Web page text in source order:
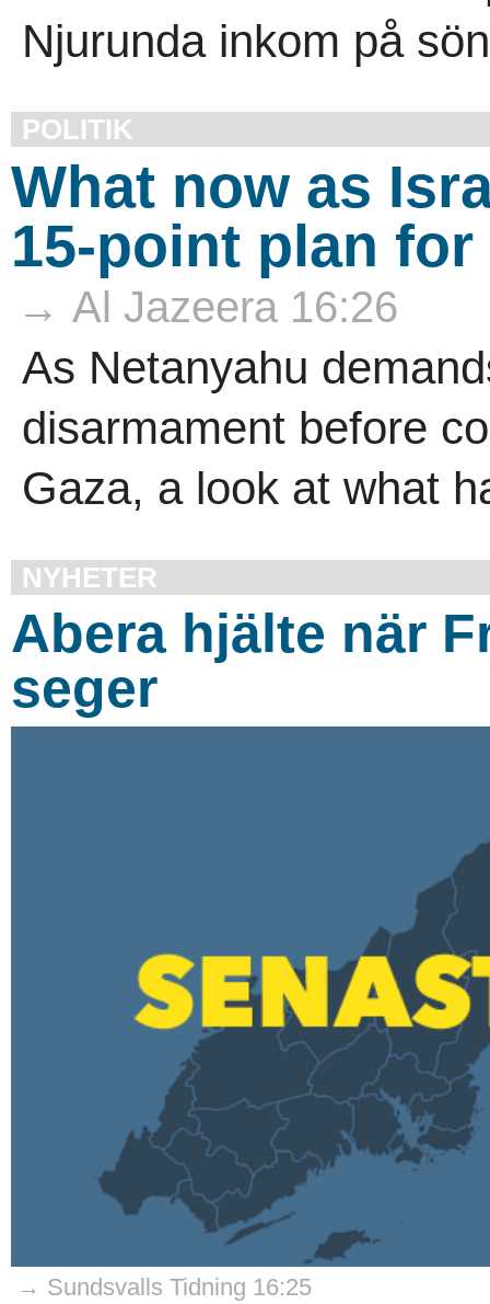
Njurunda inkom på
POLITIK
What now as
15-point plan for
→ Al Jazeera 16:26
As Netanyahu
disarmament before
Gaza, a look at what
NYHETER
Abera hjälte när
seger
→ Sundsvalls Tidning 16:25